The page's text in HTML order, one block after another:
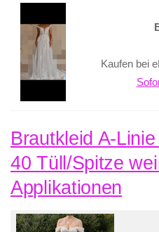
Kaufen bei
Brautkleid A-
40 Tüll/Spitze
Applikationen